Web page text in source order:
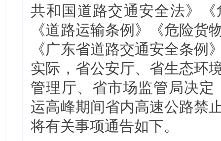
共和国道路交通安全法》
《道路运输条例》《危险货
《广东省道路交通安全条例
实际，省公安厅、省生态环
管理厅、省市场监管局决
运高峰期间省内高速公路禁
将有关事项通告如下。